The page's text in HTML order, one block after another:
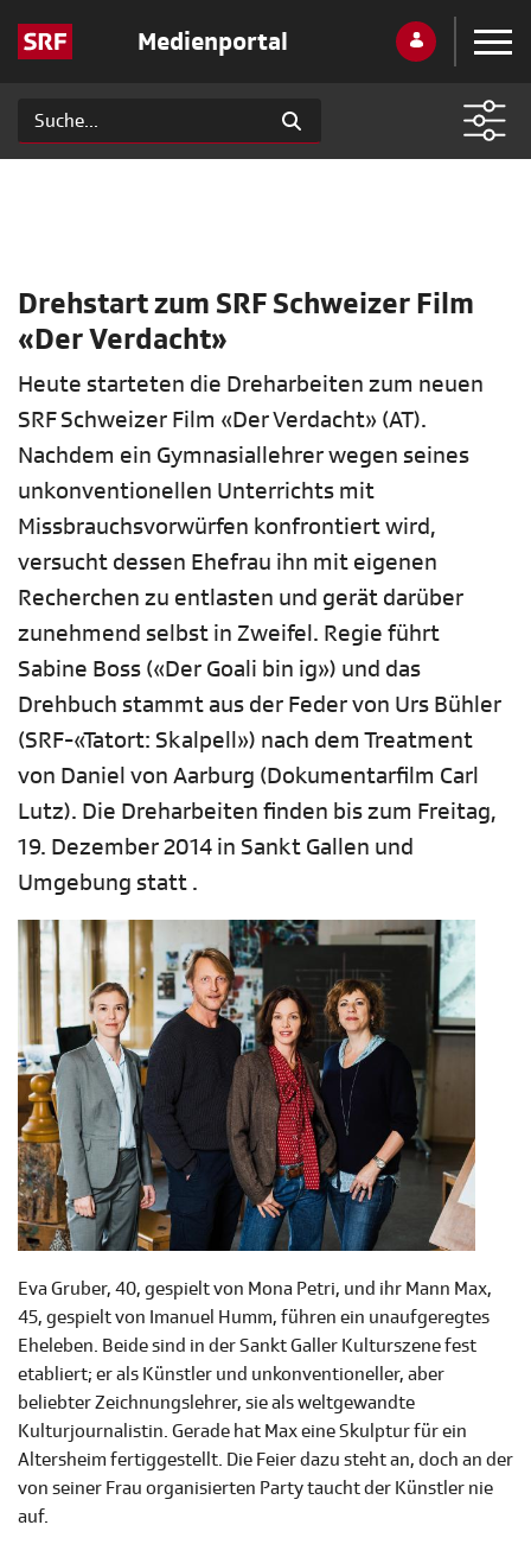
Medienportal
Drehstart zum SRF Schweizer Film
«Der Verdacht»
Heute starteten die Dreharbeiten zum neuen
SRF Schweizer Film «Der Verdacht» (AT).
Nachdem ein Gymnasiallehrer wegen seines
unkonventionellen Unterrichts mit
Missbrauchsvorwürfen konfrontiert wird,
versucht dessen Ehefrau ihn mit eigenen
Recherchen zu entlasten und gerät darüber
zunehmend selbst in Zweifel. Regie führt
Sabine Boss («Der Goali bin ig») und das
Drehbuch stammt aus der Feder von Urs Bühler
(SRF-«Tatort: Skalpell») nach dem Treatment
von Daniel von Aarburg (Dokumentarfilm Carl
Lutz). Die Dreharbeiten finden bis zum Freitag,
19. Dezember 2014 in Sankt Gallen und
Umgebung statt .
Eva Gruber, 40, gespielt von Mona Petri, und ihr Mann Max,
45, gespielt von Imanuel Humm, führen ein unaufgeregtes
Eheleben. Beide sind in der Sankt Galler Kulturszene fest
etabliert; er als Künstler und unkonventioneller, aber
beliebter Zeichnungslehrer, sie als weltgewandte
Kulturjournalistin. Gerade hat Max eine Skulptur für ein
Altersheim fertiggestellt. Die Feier dazu steht an, doch an der
von seiner Frau organisierten Party taucht der Künstler nie
auf.